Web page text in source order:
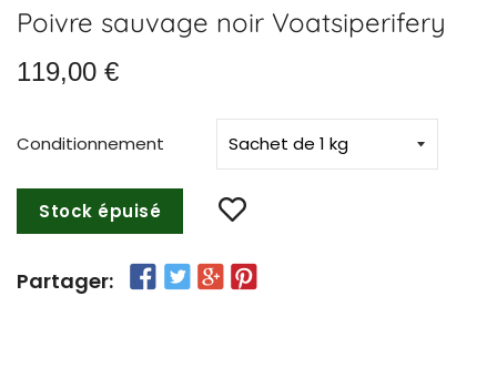
Poivre sauvage noir Voatsiperifery
119,00 €
Conditionnement
Stock épuisé
Partager: